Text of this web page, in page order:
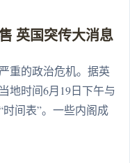
英国突传大消息
重的政治危机。据英
地时间6月19日下午与
间表”。一些内阁成